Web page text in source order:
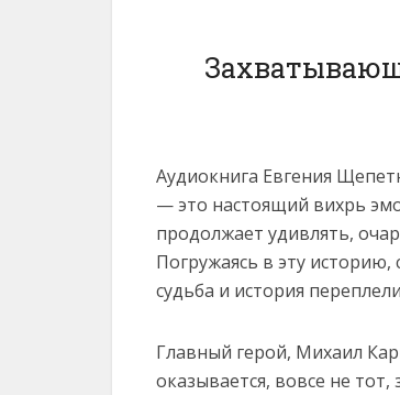
Аудиокнига Евгения
— это настоящий вихрь
продолжает удивлять,
Погружаясь в эту
судьба и история
Главный герой, Михаил
оказывается, вовсе не